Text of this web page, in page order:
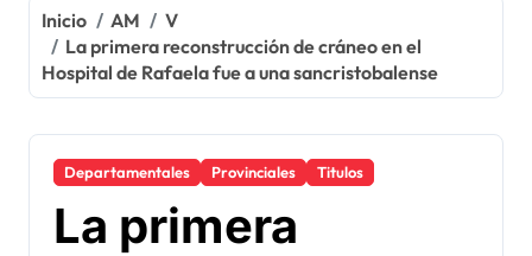
Inicio AM
V
La primera reconstrucción de cráneo en el
Hospital de Rafaela fue a una sancristobalense
Departamentales Provinciales Titulos
La primera